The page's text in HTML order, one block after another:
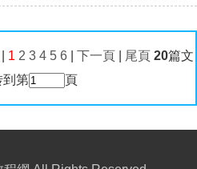
，mod_perl實現了用perl寫
1 2 3 4 5 6| 下一頁| 尾頁 20篇文
到第
頁